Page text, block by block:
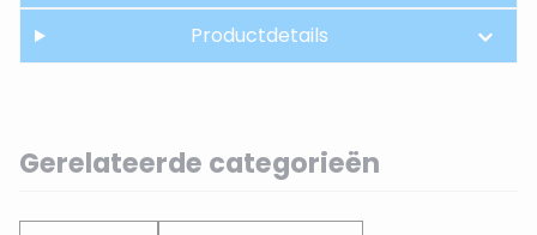
Productdetails
Gerelateerde categorieën